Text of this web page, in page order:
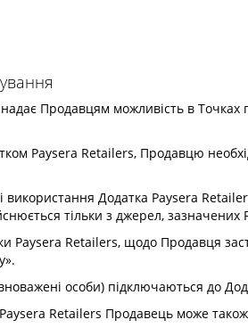
Продавцям можливість в
Paysera Retailers, Продавцю
використання Додатка Paysera
тільки з джерел, зазначених
Paysera Retailers, щодо Продавця
особи) підключаються до
Retailers Продавець може